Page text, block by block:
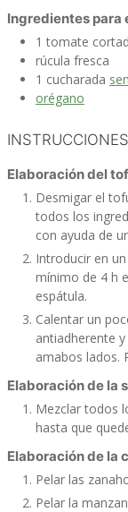
Ingredientes para
1 tomate
rúcula fresca
1 cucharada
orégano
INSTRUCCIONES
Elaboración del
Desmigar el
todos los
con ayuda de
Introducir en
mínimo de 4 h
espátula.
Calentar un
antiadherente
amabos lados.
Elaboración de la
Mezclar todos
hasta que
Elaboración de la
Pelar las
Pelar la